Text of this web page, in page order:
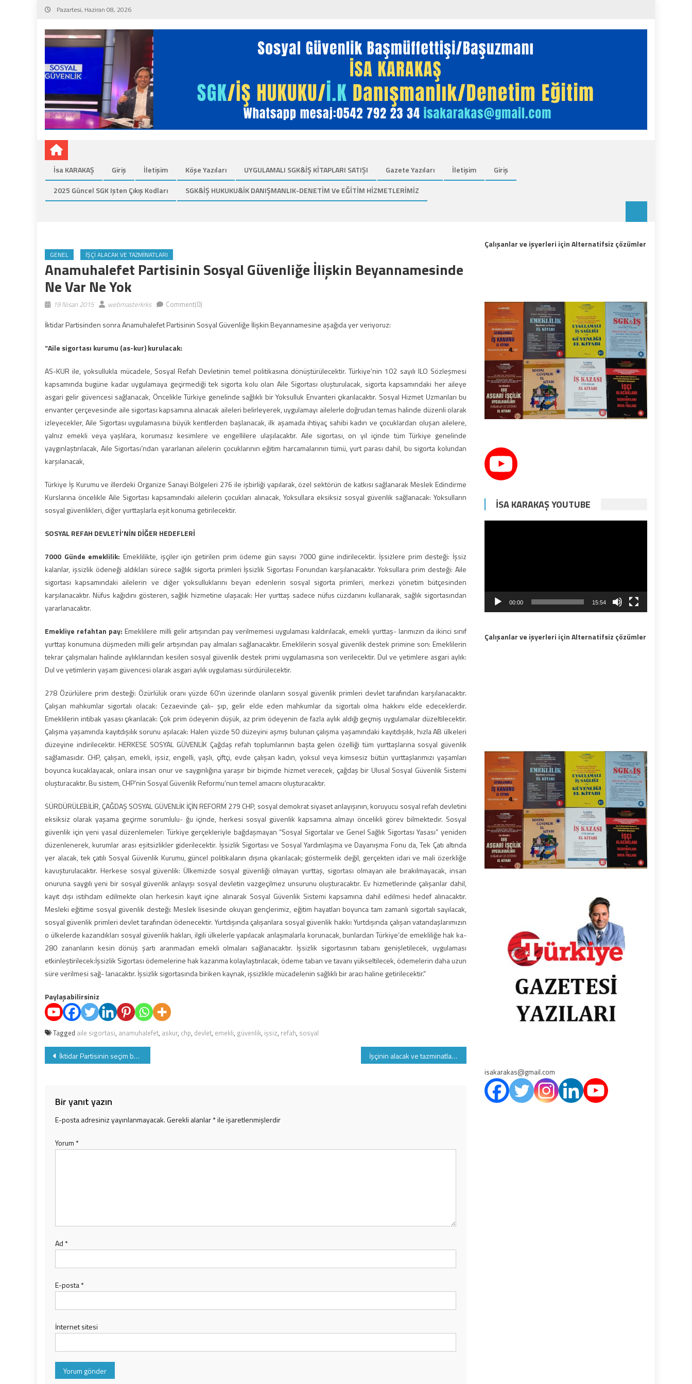
Skip
content
Pazartesi, Haziran 08, 2026
İsa KARAKAŞ Giriş İletişim Köşe Yazıları UYGULAMALI SGK&İŞ KİTAPLARI SATIŞI Gazete Yazıları İletişim
Giriş
2025 Güncel SGK Işten Çıkış Kodları
SGK&İŞ HUKUKU&İK DANIŞMANLIK-DENETİM Ve EĞİTİM HİZMETLERİMİZ
GENEL İŞÇI ALACAK VE TAZMINATLARI
Anamuhalefet Partisinin Sosyal Güvenliğe İlişkin Beyannamesinde
Ne Var Ne Yok
19 Nisan 2015 webmasterkrks Comment(0)
İktidar Partisinden sonra Anamuhalefet Partisinin Sosyal Güvenliğe İlişkin Beyannamesine aşağıda yer veriyoruz:
“Aile sigortası kurumu (as-kur) kurulacak:
AS-KUR ile, yoksullukla mücadele, Sosyal Refah Devletinin temel politikasına dönüştürülecektir. Türkiye’nin 102 sayılı ILO Sözleşmesi
kapsamında bugüne kadar uygulamaya geçirmediği tek sigorta kolu olan Aile Sigortası oluşturulacak, sigorta kapsamındaki her aileye
asgari gelir güvencesi sağlanacak, Öncelikle Türkiye genelinde sağlıklı bir Yoksulluk Envanteri çıkarılacaktır. Sosyal Hizmet Uzmanları bu
envanter çerçevesinde aile sigortası kapsamına alınacak aileleri belirleyerek, uygulamayı ailelerle doğrudan temas halinde düzenli olarak
izleyecekler, Aile Sigortası uygulamasına büyük kentlerden başlanacak, ilk aşamada ihtiyaç sahibi kadın ve çocuklardan oluşan ailelere,
yalnız emekli veya yaşlılara, korumasız kesimlere ve engellilere ulaşılacaktır. Aile sigortası, on yıl içinde tüm Türkiye genelinde
yaygınlaştırılacak, Aile Sigortası’ndan yararlanan ailelerin çocuklarının eğitim harcamalarının tümü, yurt parası dahil, bu sigorta kolundan
karşılanacak,
Türkiye İş Kurumu ve illerdeki Organize Sanayi Bölgeleri 276 ile işbirliği yapılarak, özel sektörün de katkısı sağlanarak Meslek Edindirme
Kurslarına öncelikle Aile Sigortası kapsamındaki ailelerin çocukları alınacak, Yoksullara eksiksiz sosyal güvenlik sağlanacak: Yoksulların
sosyal güvenlikleri, diğer yurttaşlarla eşit konuma getirilecektir.
SOSYAL REFAH DEVLETİ’NİN DİĞER HEDEFLERİ
7000 Günde emeklilik: Emeklilikte, işçiler için getirilen prim ödeme gün sayısı 7000 güne indirilecektir. İşsizlere prim desteği: İşsiz
kalanlar, işsizlik ödeneği aldıkları sürece sağlık sigorta primleri İşsizlik Sigortası Fonundan karşılanacaktır. Yoksullara prim desteği: Aile
sigortası kapsamındaki ailelerin ve diğer yoksulluklarını beyan edenlerin sosyal sigorta primleri, merkezi yönetim bütçesinden
karşılanacaktır. Nüfus kağıdını gösteren, sağlık hizmetine ulaşacak: Her yurttaş sadece nüfus cüzdanını kullanarak, sağlık sigortasından
yararlanacaktır.
Emekliye refahtan pay: Emeklilere milli gelir artışından pay verilmemesi uygulaması kaldırılacak, emekli yurttaş- larımızın da ikinci sınıf
yurttaş konumuna düşmeden milli gelir artışından pay almaları sağlanacaktır. Emeklilerin sosyal güvenlik destek primine son: Emeklilerin
tekrar çalışmaları halinde aylıklarından kesilen sosyal güvenlik destek primi uygulamasına son verilecektir. Dul ve yetimlere asgari aylık:
Dul ve yetimlerin yaşam güvencesi olarak asgari aylık uygulaması sürdürülecektir.
278 Özürlülere prim desteği: Özürlülük oranı yüzde 60’ın üzerinde olanların sosyal güvenlik primleri devlet tarafından karşılanacaktır.
Çalışan mahkumlar sigortalı olacak: Cezaevinde çalı- şıp, gelir elde eden mahkumlar da sigortalı olma hakkını elde edeceklerdir.
Emeklilerin intibak yasası çıkarılacak: Çok prim ödeyenin düşük, az prim ödeyenin de fazla aylık aldığı geçmiş uygulamalar düzeltilecektir.
Çalışma yaşamında kayıtdışılık sorunu aşılacak: Halen yüzde 50 düzeyini aşmış bulunan çalışma yaşamındaki kayıtdışılık, hızla AB ülkeleri
düzeyine indirilecektir. HERKESE SOSYAL GÜVENLİK Çağdaş refah toplumlarının başta gelen özelliği tüm yurttaşlarına sosyal güvenlik
sağlamasıdır. CHP, çalışan, emekli, işsiz, engelli, yaşlı, çiftçi, evde çalışan kadın, yoksul veya kimsesiz bütün yurttaşlarımızı yaşamları
boyunca kucaklayacak, onlara insan onur ve saygınlığına yaraşır bir biçimde hizmet verecek, çağdaş bir Ulusal Sosyal Güvenlik Sistemi
oluşturacaktır. Bu sistem, CHP’nin Sosyal Güvenlik Reformu’nun temel amacını oluşturacaktır.
SÜRDÜRÜLEBİLİR, ÇAĞDAŞ SOSYAL GÜVENLİK İÇİN REFORM 279 CHP, sosyal demokrat siyaset anlayışının, koruyucu sosyal refah devletini
eksiksiz olarak yaşama geçirme sorumlulu- ğu içinde, herkesi sosyal güvenlik kapsamına almayı öncelikli görev bilmektedir. Sosyal
güvenlik için yeni yasal düzenlemeler: Türkiye gerçekleriyle bağdaşmayan “Sosyal Sigortalar ve Genel Sağlık Sigortası Yasası” yeniden
düzenlenerek, kurumlar arası eşitsizlikler giderilecektir. İşsizlik Sigortası ve Sosyal Yardımlaşma ve Dayanışma Fonu da, Tek Çatı altında
yer alacak, tek çatılı Sosyal Güvenlik Kurumu, güncel politikaların dışına çıkarılacak; göstermelik değil, gerçekten idari ve mali özerkliğe
kavuşturulacaktır. Herkese sosyal güvenlik: Ülkemizde sosyal güvenliği olmayan yurttaş, sigortası olmayan aile bırakılmayacak, insan
onuruna saygılı yeni bir sosyal güvenlik anlayışı sosyal devletin vazgeçilmez unsurunu oluşturacaktır. Ev hizmetlerinde çalışanlar dahil,
kayıt dışı istihdam edilmekte olan herkesin kayıt içine alınarak Sosyal Güvenlik Sistemi kapsamına dahil edilmesi hedef alınacaktır.
Mesleki eğitime sosyal güvenlik desteği: Meslek lisesinde okuyan gençlerimiz, eğitim hayatları boyunca tam zamanlı sigortalı sayılacak,
sosyal güvenlik primleri devlet tarafından ödenecektir. Yurtdışında çalışanlara sosyal güvenlik hakkı: Yurtdışında çalışan vatandaşlarımızın
o ülkelerde kazandıkları sosyal güvenlik hakları, ilgili ülkelerle yapılacak anlaşmalarla korunacak, bunlardan Türkiye’de emekliliğe hak ka-
280 zananların kesin dönüş şartı aranmadan emekli olmaları sağlanacaktır. İşsizlik sigortasının tabanı genişletilecek, uygulaması
etkinleştirilecek:İşsizlik Sigortası ödemelerine hak kazanma kolaylaştırılacak, ödeme taban ve tavanı yükseltilecek, ödemelerin daha uzun
süre verilmesi sağ- lanacaktır. İşsizlik sigortasında biriken kaynak, işsizlikle mücadelenin sağlıklı bir aracı haline getirilecektir.”
Paylaşabilirsiniz
Tagged aile sigortasi, anamuhalefet, askur, chp, devlet, emekli, güvenlik, işsiz, refah, sosyal
Yazı
İktidar Partisinin seçim beyannamesinde sosyal güvenlik sistemeninde ilişkin öngördüğü değişiklik ve hedefler İşçinin alacak ve tazminatlarıyla ilgili şikayetlerin incelenmesine ilişkin genel esaslar
Bir yanıt yazın
E-posta adresiniz yayınlanmayacak.Gerekli alanlar*ile işaretlenmişlerdir
Yorum *
Ad *
E-posta*
İnternet sitesi
Çalışanlar ve işyerleri için Alternatifsiz çözümler
İSA KARAKAŞ YOUTUBE
00:00 15:54
Çalışanlar ve işyerleri için Alternatifsiz çözümler
isakarakas@gmail.com